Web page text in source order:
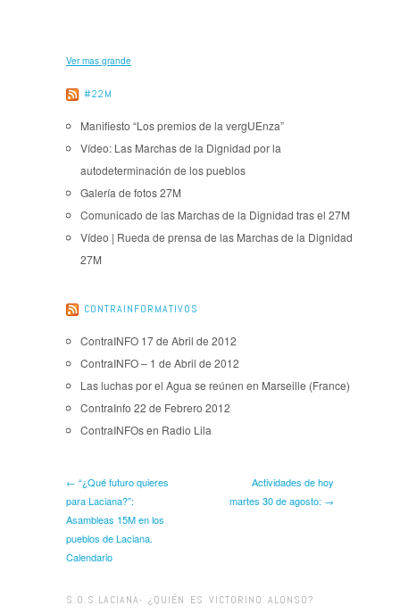
Ver mas grande
#22M
Manifiesto “Los premios de la vergUEnza”
Vídeo: Las Marchas de la Dignidad por la
autodeterminación de los pueblos
Galería de fotos 27M
Comunicado de las Marchas de la Dignidad tras el 27M
Vídeo | Rueda de prensa de las Marchas de la Dignidad
27M
CONTRAINFORMATIVOS
ContraINFO 17 de Abril de 2012
ContraINFO – 1 de Abril de 2012
Las luchas por el Agua se reúnen en Marseille (France)
ContraInfo 22 de Febrero 2012
ContraINFOs en Radio Lila
← “¿Qué futuro quieres
para Laciana?”:
Asambleas 15M en los
pueblos de Laciana.
Calendario
Actividades de hoy
martes 30 de agosto: →
S.O.S.LACIANA- ¿QUIÉN ES VICTORINO ALONSO?